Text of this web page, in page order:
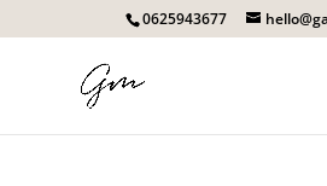
0625943677